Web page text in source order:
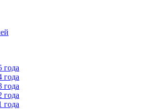
года
года
года
года
года